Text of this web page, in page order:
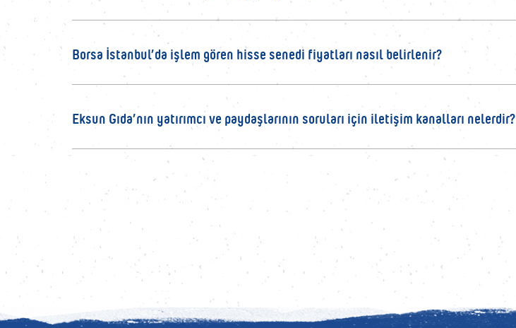
Borsa İstanbul’da işlem gören hisse senedi fiyatları nasıl belirlenir?
Eksun Gıda’nın yatırımcı ve paydaşlarının soruları için iletişim kanalları nelerdir?